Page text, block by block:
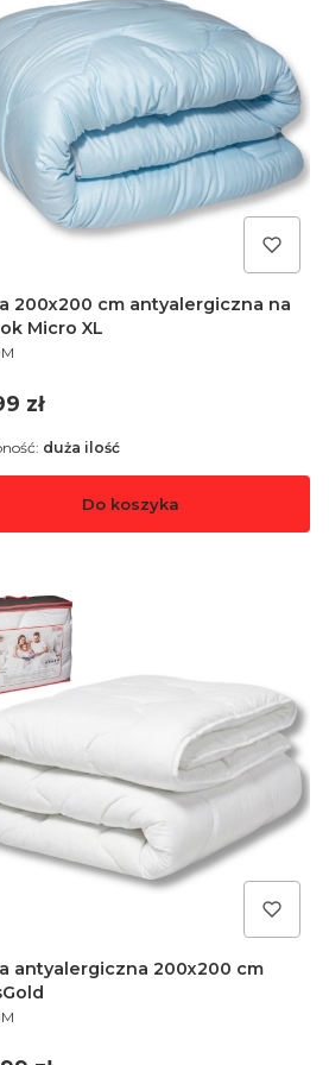
200x200 cm antyalergiczna na
Micro XL
zł
Do koszyka
duża ilość
antyalergiczna 200x200 cm